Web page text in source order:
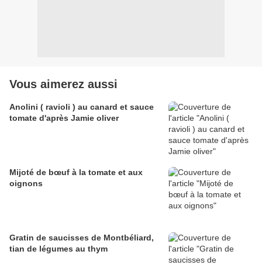
Vous aimerez aussi
Anolini ( ravioli ) au canard et sauce
tomate d'après Jamie oliver
Mijoté de bœuf à la tomate et aux
oignons
Gratin de saucisses de Montbéliard,
tian de légumes au thym